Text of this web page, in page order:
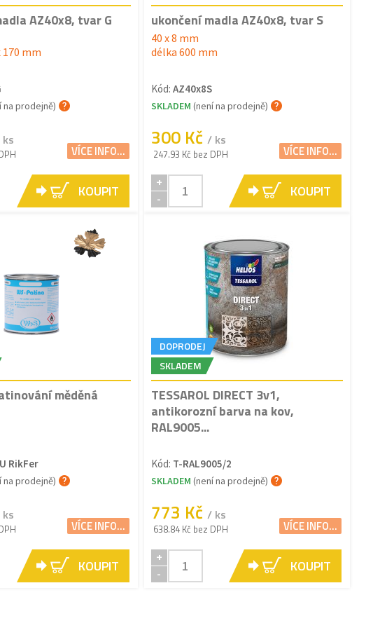
AZ40x8, tvar G
170 mm
na prodejně)
VÍCE INFO...
KOUPIT
ukončení madla AZ40x8, tvar S
40 x 8 mm
délka 600 mm
Kód: AZ40x8S
SKLADEM (není na prodejně)
300 Kč / ks
247.93 Kč bez DPH VÍCE INFO...
+
-
KOUPIT
měděná
RikFer
na prodejně)
VÍCE INFO...
KOUPIT
DOPRODEJ
SKLADEM
TESSAROL DIRECT 3v1,
antikorozní barva na kov,
RAL9005...
Kód: T-RAL9005/2
SKLADEM (není na prodejně)
773 Kč / ks
638.84 Kč bez DPH VÍCE INFO...
+
-
KOUPIT